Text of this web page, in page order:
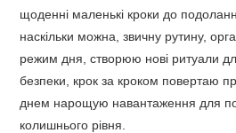
щоденні маленькі кроки до
наскільки можна, звичну рутину,
режим дня, створюю нові ритуали
безпеки, крок за кроком повертаю
днем нарощую навантаження для
колишнього рівня.